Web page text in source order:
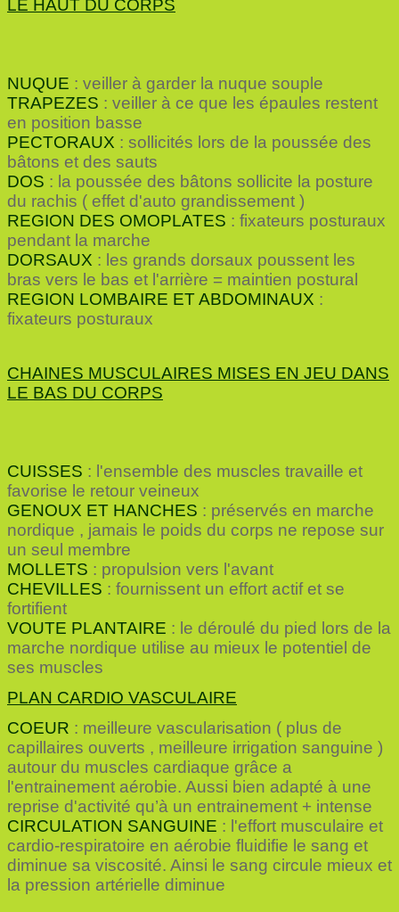
LE HAUT DU CORPS
NUQUE : veiller à garder la nuque souple
TRAPEZES : veiller à ce que les épaules restent
en position basse
PECTORAUX : sollicités lors de la poussée des
bâtons et des sauts
DOS : la poussée des bâtons sollicite la posture
du rachis ( effet d'auto grandissement )
REGION DES OMOPLATES : fixateurs posturaux
pendant la marche
DORSAUX : les grands dorsaux poussent les
bras vers le bas et l'arrière = maintien postural
REGION LOMBAIRE ET ABDOMINAUX :
fixateurs posturaux
CHAINES MUSCULAIRES MISES EN JEU DANS
LE BAS DU CORPS
CUISSES : l'ensemble des muscles travaille et
favorise le retour veineux
GENOUX ET HANCHES : préservés en marche
nordique , jamais le poids du corps ne repose sur
un seul membre
MOLLETS : propulsion vers l'avant
CHEVILLES : fournissent un effort actif et se
fortifient
VOUTE PLANTAIRE : le déroulé du pied lors de la
marche nordique utilise au mieux le potentiel de
ses muscles
PLAN CARDIO VASCULAIRE
COEUR : meilleure vascularisation ( plus de
capillaires ouverts , meilleure irrigation sanguine )
autour du muscles cardiaque grâce a
l'entrainement aérobie. Aussi bien adapté à une
reprise d'activité qu’à un entrainement + intense
CIRCULATION SANGUINE : l'effort musculaire et
cardio-respiratoire en aérobie fluidifie le sang et
diminue sa viscosité. Ainsi le sang circule mieux et
la pression artérielle diminue